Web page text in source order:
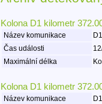
Kolona D1 kilometr
Název komunikace
Čas události
Maximální délka
Kolona D1 kilometr
Název komunikace